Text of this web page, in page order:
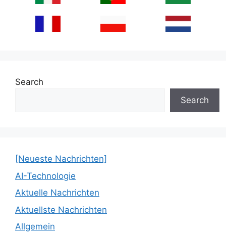
Search
Search
[Neueste Nachrichten]
AI-Technologie
Aktuelle Nachrichten
Aktuellste Nachrichten
Allgemein